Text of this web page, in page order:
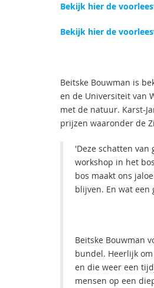
Bekijk hier de
Bekijk hier de
Beitske Bouwman is
en de Universiteit van
met de natuur. Karst-
prijzen waaronder de
'Deze schatten
workshop in het
bos maakt ons
blijven. En wat een
Beitske Bouwman
bundel. Heerlijk
en die weer een
mensen op een